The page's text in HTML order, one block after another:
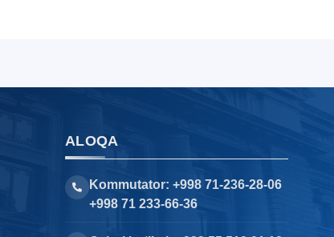
ALOQA
Kommutator: +998 71-236-28-06
+998 71 233-66-36